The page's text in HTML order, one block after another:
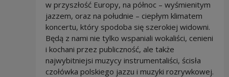
w przyszłość Europy, na północ – wyśmienitym
jazzem, oraz na południe – ciepłym klimatem
koncertu, który spodoba się szerokiej widowni.
Będą z nami nie tylko wspaniali wokaliści, cenieni
i kochani przez publiczność, ale także
najwybitniejsi muzycy instrumentaliści, ścisła
czołówka polskiego jazzu i muzyki rozrywkowej.